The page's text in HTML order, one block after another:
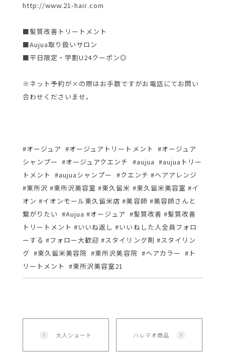
http://www.21-hair.com
■髪質改善トリートメント
■Aujua取り扱いサロン
■平日限定・学割U24クーポン◎
※ネット予約が×の際はお手数ですがお電話にてお問い
合わせくださいませ。
#オージュア #オージュアトリートメント #オージュア
シャンプー #オージュアクエンチ #aujua #aujuaトリー
トメント #aujuaシャンプー #クエンチ #ヘアアレンジ
#東所沢 #東所沢美容室 #東久留米 #東久留米美容室 #イ
オン #イオンモール東久留米店 #美容師 #美容師さんと
繋がりたい #Aujua #オージュア #髪質改善 #髪質改善
トリートメント #いいね返し #いいねした人全員フォロ
ーする #フォロー大歓迎 #スタイリング剤 #スタイリン
グ #東久留米美容院 #東所沢美容院 #ヘアカラー #ト
リートメント #東所沢美容室21
大人ショート ハレマオ商品